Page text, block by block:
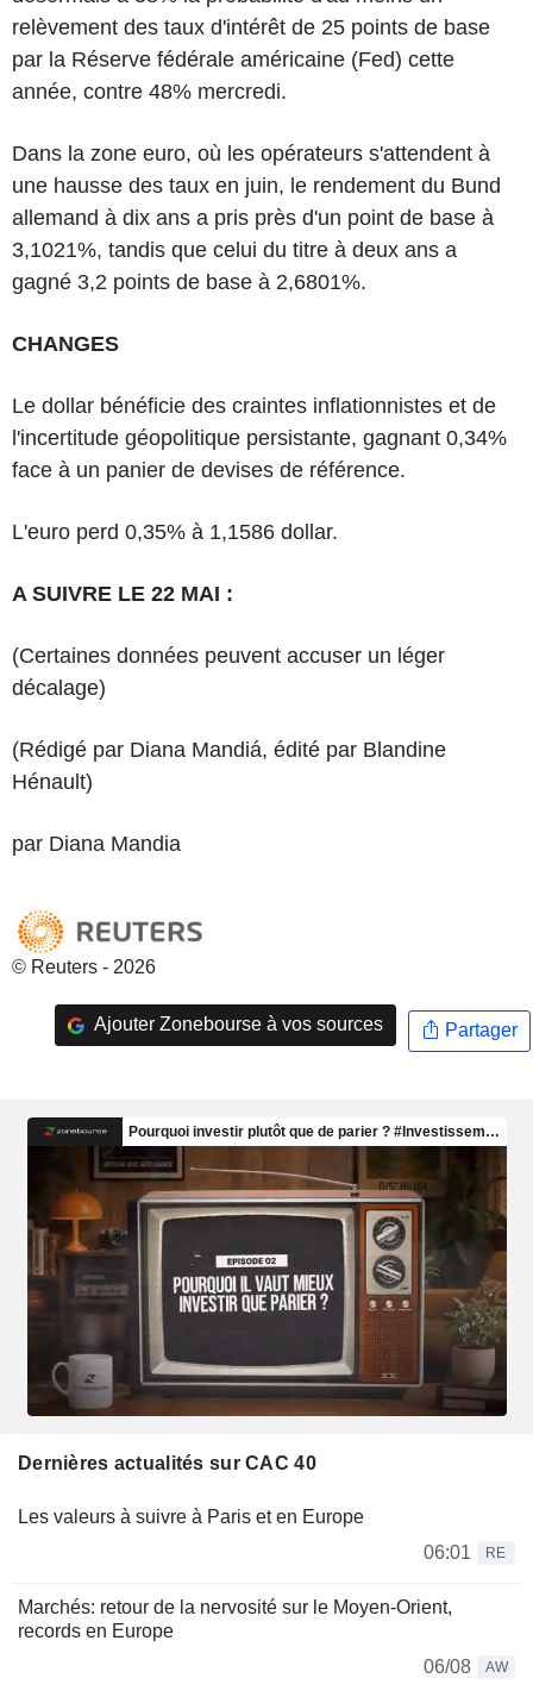
relèvement des taux d'intérêt de 25 points de base
par la Réserve fédérale américaine (Fed) cette
année, contre 48% mercredi.
Dans la zone euro, où les opérateurs s'attendent à
une hausse des taux en juin, le rendement du Bund
allemand à dix ans a pris près d'un point de base à
3,1021%, tandis que celui du titre à deux ans a
gagné 3,2 points de base à 2,6801%.
CHANGES
Le dollar bénéficie des craintes inflationnistes et de
l'incertitude géopolitique persistante, gagnant 0,34%
face à un panier de devises de référence.
L'euro perd 0,35% à 1,1586 dollar.
A SUIVRE LE 22 MAI :
(Certaines données peuvent accuser un léger
décalage)
(Rédigé par Diana Mandiá, édité par Blandine
Hénault)
par Diana Mandia
© Reuters - 2026
Ajouter Zonebourse à vos sources Partager
Dernières actualités sur CAC 40
Les valeurs à suivre à Paris et en Europe
06:01
RE
Marchés: retour de la nervosité sur le Moyen-Orient,
records en Europe
06/08
AW